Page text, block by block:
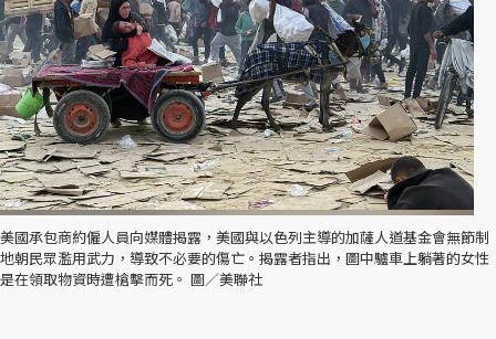
美國承包商約僱人員向媒體揭露，美國與以色列主導的加薩人道基金會無節制
地朝民眾濫用武力，導致不必要的傷亡。揭露者指出，圖中驢車上躺著的女性
是在領取物資時遭槍擊而死。 圖／美聯社